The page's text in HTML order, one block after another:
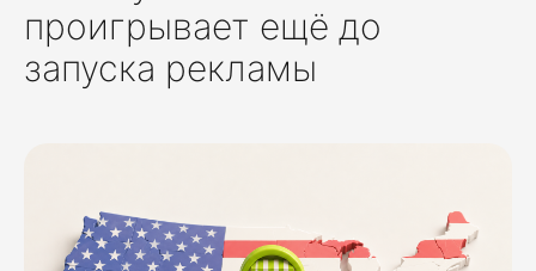
проигрывает ещё до
запуска рекламы